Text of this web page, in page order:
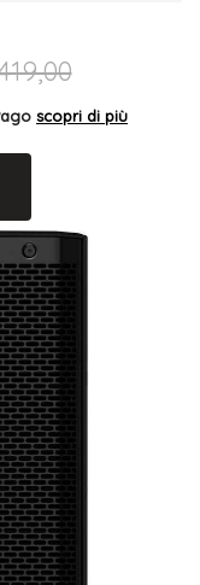
scopri di più